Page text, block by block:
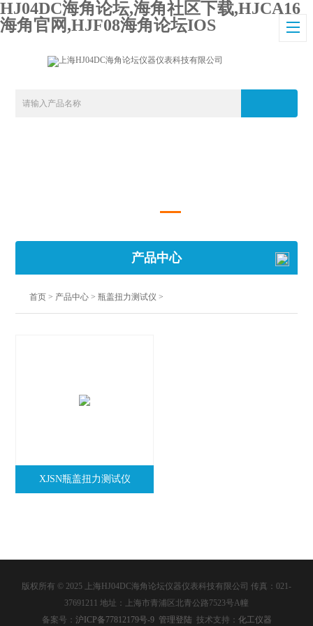
HJ04DC海角论坛,海角社区下载,HJCA16
海角官网,HJF08海角论坛IOS
产品中心
首页 > 产品中心 >瓶盖扭力测试仪 >
XJSN瓶盖扭力测试仪
版权所有 © 2025 上海HJ04DC海角论坛仪器仪表科技有限公司 传真：021-
37691211 地址：上海市青浦区北青公路7523号A幢
备案号： 沪ICP备77812179号-9 管理登陆 技术支持： 化工仪器